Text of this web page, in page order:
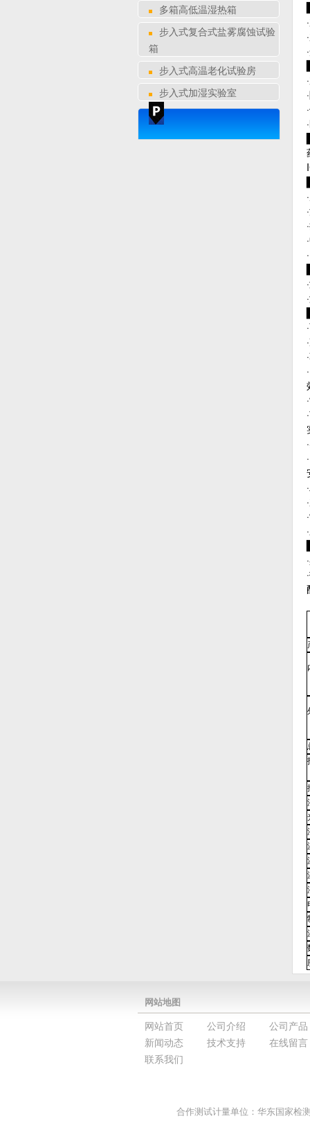
多箱高低温湿热箱
步入式复合式盐雾腐蚀试验
箱
步入式高温老化试验房
步入式加湿实验室
网站地图
网站首页 公司介绍
公司产品
新闻动态
技术支持
在线留言
联系我们
合作测试计量单位：华东国家检